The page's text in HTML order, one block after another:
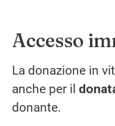
Accesso
La donazione in
anche per il
donante.